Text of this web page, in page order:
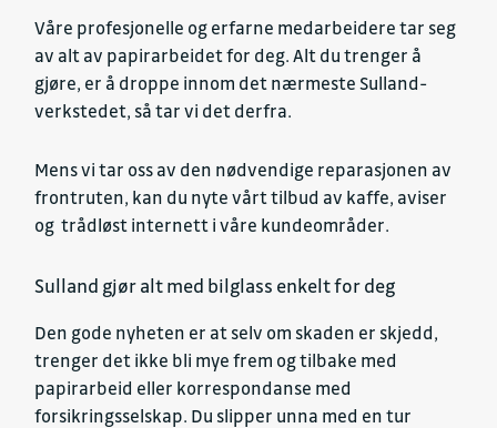
Våre profesjonelle og erfarne medarbeidere tar seg
av alt av papirarbeidet for deg. Alt du trenger å
gjøre, er å droppe innom det nærmeste Sulland-
verkstedet, så tar vi det derfra.
Mens vi tar oss av den nødvendige reparasjonen av
frontruten, kan du nyte vårt tilbud av kaffe, aviser
og trådløst internett i våre kundeområder.
Sulland gjør alt med bilglass enkelt for deg
Den gode nyheten er at selv om skaden er skjedd,
trenger det ikke bli mye frem og tilbake med
papirarbeid eller korrespondanse med
forsikringsselskap. Du slipper unna med en tur